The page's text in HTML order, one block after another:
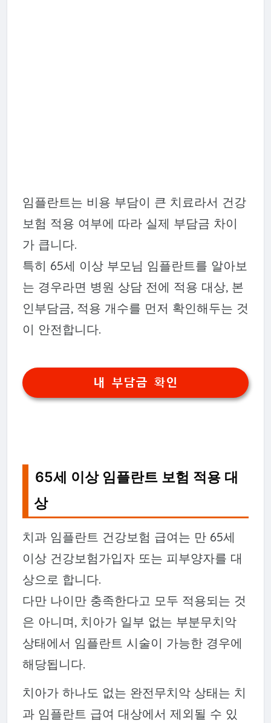
임플란트는 비용 부담이 큰 치료라서 건강
보험 적용 여부에 따라 실제 부담금 차이
가 큽니다.
특히 65세 이상 부모님 임플란트를 알아보
는 경우라면 병원 상담 전에 적용 대상, 본
인부담금, 적용 개수를 먼저 확인해두는 것
이 안전합니다.
내 부담금 확인
65세 이상 임플란트 보험 적용 대
상
치과 임플란트 건강보험 급여는 만 65세
이상 건강보험가입자 또는 피부양자를 대
상으로 합니다.
다만 나이만 충족한다고 모두 적용되는 것
은 아니며, 치아가 일부 없는 부분무치악
상태에서 임플란트 시술이 가능한 경우에
해당됩니다.
치아가 하나도 없는 완전무치악 상태는 치
과 임플란트 급여 대상에서 제외될 수 있